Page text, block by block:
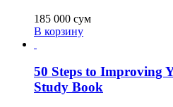
185 000 сум
В корзину
50 Steps to Improving
Study Book